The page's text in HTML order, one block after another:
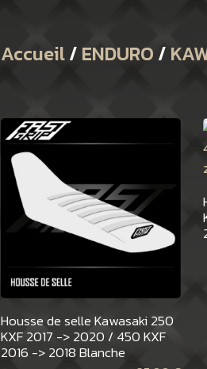
Accueil/ ENDURO /
Housse de selle Kawasaki 250
KXF 2017 -> 2020 / 450 KXF
2016 -> 2018 Blanche